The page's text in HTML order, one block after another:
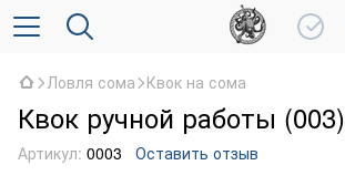
Ловля сома Квок на сома
Квок ручной работы (003)
Артикул: 0003 Оставить отзыв